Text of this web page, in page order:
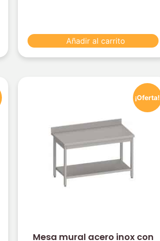
Añadir al carrito
¡Oferta!
Mesa mural acero inox con